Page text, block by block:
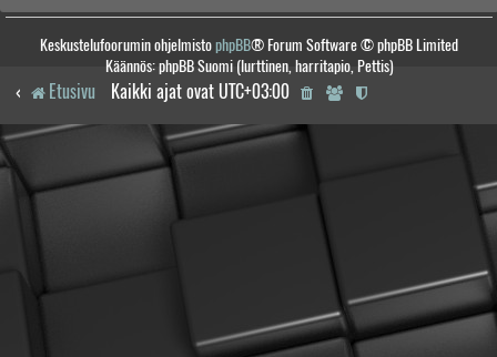
Keskustelufoorumin ohjelmistophpBB® Forum Software © phpBB Limited
Käännös: phpBB Suomi (lurttinen, harritapio, Pettis)
Etusivu Kaikki ajat ovat UTC+03:00